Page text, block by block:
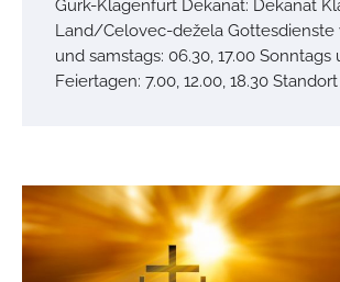
Gurk-Klagenfurt Dekanat: Dekanat
Land/Celovec-dežela Gottesdienste
und samstags: 06.30, 17.00 Sonntags
Feiertagen: 7.00, 12.00, 18.30 Standort